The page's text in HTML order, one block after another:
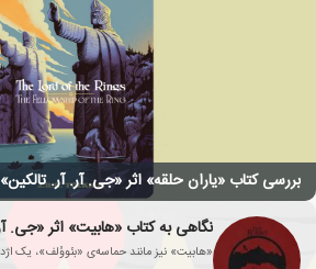
بررسی کتاب «یاران حلقه» اثر «جی. آر. آر. تالکین»
نگاهی به کتاب «هابیت» اثر «جی.
«هابیت» نیز مانند حماسه‌ی «بئووُلف»، یک